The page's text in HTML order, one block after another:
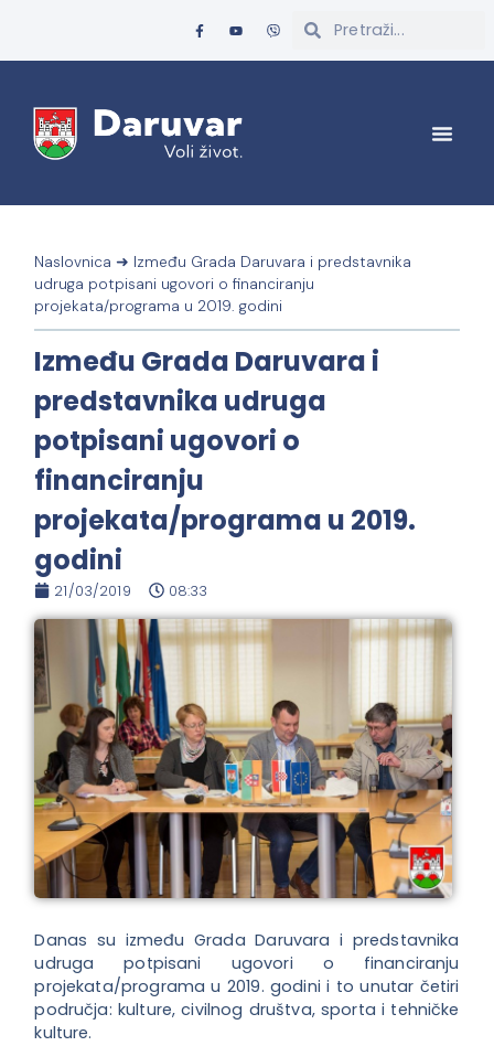
Naslovnica ➜ Između Grada Daruvara i predstavnika
udruga potpisani ugovori o financiranju
projekata/programa u 2019. godini
Između Grada Daruvara i
predstavnika udruga
potpisani ugovori o
financiranju
projekata/programa u 2019.
godini
21/03/2019 08:33
Danas su između Grada Daruvara i predstavnika
udruga potpisani ugovori o financiranju
projekata/programa u 2019. godini i to unutar četiri
područja: kulture, civilnog društva, sporta i tehničke
kulture.